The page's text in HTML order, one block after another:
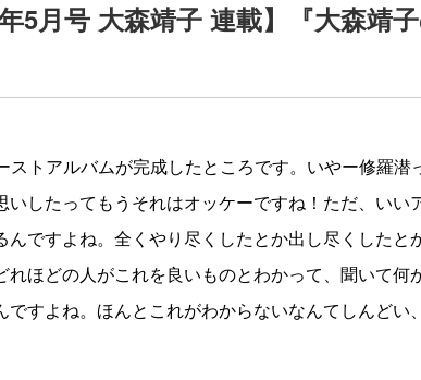
年5月号 大森靖子 連載】『大森靖
ストアルバムが完成したところです。いやー修羅潜
いしたってもうそれはオッケーですね！ただ、いい
んですよね。全くやり尽くしたとか出し尽くしたと
れほどの人がこれを良いものとわかって、聞いて何
ですよね。ほんとこれがわからないなんてしんど